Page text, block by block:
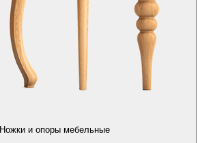
Ножки и опоры мебельные